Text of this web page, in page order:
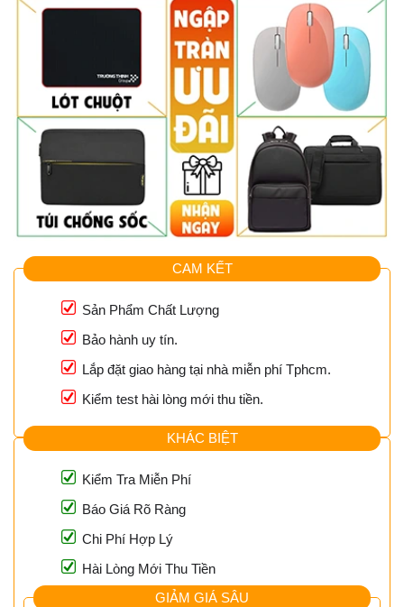
CAM KẾT
Sản Phẩm Chất Lượng
Bảo hành uy tín.
Lắp đặt giao hàng tại nhà miễn phí Tphcm.
Kiểm test hài lòng mới thu tiền.
KHÁC BIỆT
Kiểm Tra Miễn Phí
Báo Giá Rõ Ràng
Chi Phí Hợp Lý
Hài Lòng Mới Thu Tiền
GIẢM GIÁ SÂU